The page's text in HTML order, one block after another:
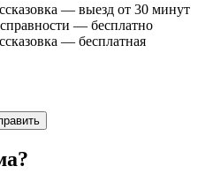
— выезд от 30 минут
— бесплатно
— бесплатная